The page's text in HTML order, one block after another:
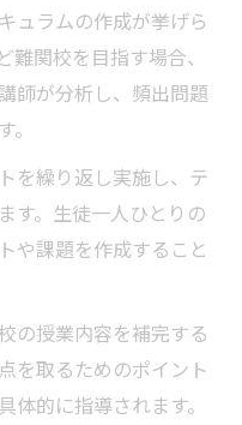
ュラムの作成が挙げら
関校を目指す場合、
師が分析し、頻出問題
を繰り返し実施し、テ
す。生徒一人ひとりの
や課題を作成すること
の授業内容を補完する
を取るためのポイント
的に指導されます。